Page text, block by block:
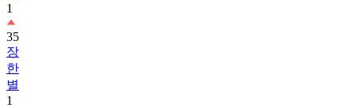
1
35
장
한
별
1